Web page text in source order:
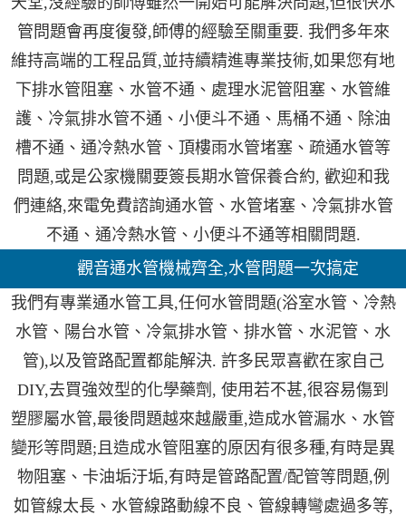
管問題會再度復發,師傅的經驗至關重要. 我們多年來
維持高端的工程品質,並持續精進專業技術,如果您有地
下排水管阻塞、水管不通、處理水泥管阻塞、水管維
護、冷氣排水管不通、小便斗不通、馬桶不通、除油
槽不通、通冷熱水管、頂樓雨水管堵塞、疏通水管等
問題,或是公家機關要簽長期水管保養合約, 歡迎和我
們連絡,來電免費諮詢通水管、水管堵塞、冷氣排水管
不通、通冷熱水管、小便斗不通等相關問題.
觀音通水管機械齊全,水管問題一次搞定
我們有專業通水管工具,任何水管問題(浴室水管、冷熱
水管、陽台水管、冷氣排水管、排水管、水泥管、水
管),以及管路配置都能解決. 許多民眾喜歡在家自己
DIY,去買強效型的化學藥劑, 使用若不甚,很容易傷到
塑膠屬水管,最後問題越來越嚴重,造成水管漏水、水管
變形等問題;且造成水管阻塞的原因有很多種,有時是異
物阻塞、卡油垢汙垢,有時是管路配置/配管等問題,例
如管線太長、水管線路動線不良、管線轉彎處過多等,